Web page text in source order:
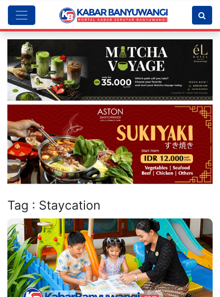
Tag : Staycation